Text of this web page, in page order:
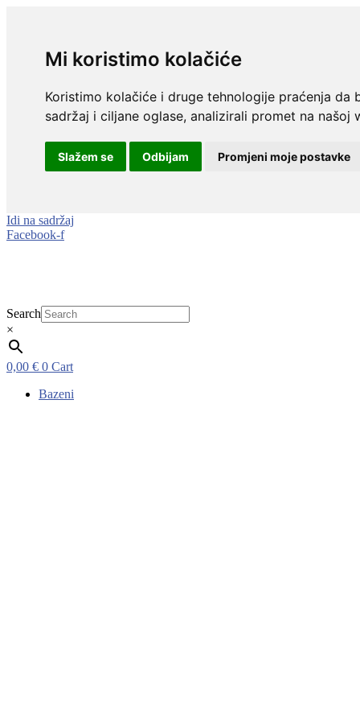
Mi koristimo kolačiće
Koristimo kolačiće i druge tehnologije praćenja
sadržaj i ciljane oglase, analizirali promet na
Slažem se Odbijam Promjeni moje postavke
Idi na sadržaj
Facebook-f
Search
×
0,00 € 0 Cart
Bazeni